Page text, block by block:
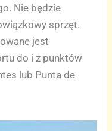
Nie będzie
sprzęt.
jest
do i z punktów
lub Punta de